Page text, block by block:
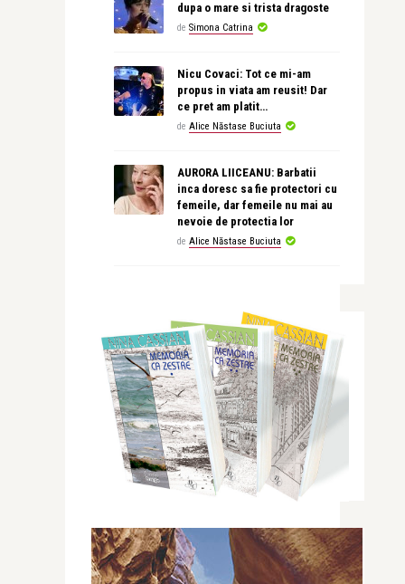
dupa o mare si trista dragoste
de Simona Catrina
Nicu Covaci: Tot ce mi-am
propus in viata am reusit! Dar
ce pret am platit…
de Alice Năstase Buciuta
AURORA LIICEANU: Barbatii
inca doresc sa fie protectori cu
femeile, dar femeile nu mai au
nevoie de protectia lor
de Alice Năstase Buciuta